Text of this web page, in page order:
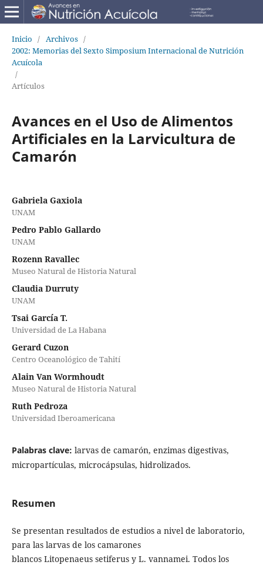
Inicio / Archivos /
2002: Memorias del Sexto Simposium Internacional de Nutrición
Acuícola
/
Artículos
Avances en el Uso de Alimentos
Artificiales en la Larvicultura de
Camarón
Gabriela Gaxiola
UNAM
Pedro Pablo Gallardo
UNAM
Rozenn Ravallec
Museo Natural de Historia Natural
Claudia Durruty
UNAM
Tsai García T.
Universidad de La Habana
Gerard Cuzon
Centro Oceanológico de Tahití
Alain Van Wormhoudt
Museo Natural de Historia Natural
Ruth Pedroza
Universidad Iberoamericana
Palabras clave: larvas de camarón, enzimas digestivas,
micropartículas, microcápsulas, hidrolizados.
Resumen
Se presentan resultados de estudios a nivel de laboratorio,
para las larvas de los camarones
blancos Litopenaeus setiferus y L. vannamei. Todos los